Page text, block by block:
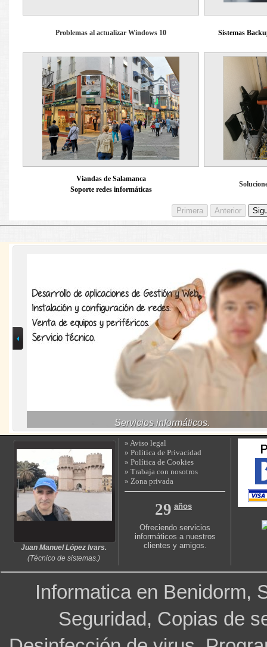
Problemas al actualizar Windows 10 Sistemas
Viandas de Salamanca
Soporte redes informáticas
Servicios informáticos.
ES ASÍ DE SIMPLE
SI NOS NECESITAS
¡ Llámanos !
966.806.006
600.44.44.99
GCI-Informática es tu socio
Juan Manuel López Ivars.
(Técnico de sistemas.)
» Aviso legal
» Política de Privacidad
» Política de Cookies
» Trabaja con nosotros
» Zona privada
29 años
Ofreciendo servicios
informáticos a nuestros
clientes y amigos.
Informatica en Benidorm,
Seguridad, Copias de